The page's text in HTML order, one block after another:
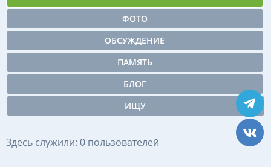
ФОТО
ОБСУЖДЕНИЕ
ПАМЯТЬ
БЛОГ
ИЩУ
Здесь служили: 0 пользователей